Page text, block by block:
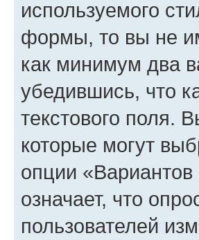
используемого
формы, то вы не
как минимум два
убедившись, что
текстового поля.
которые могут
опции
означает, что
пользователей